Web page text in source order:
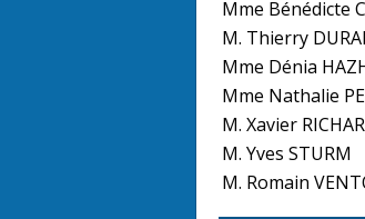
Mme Bénédicte
M. Thierry
Mme Dénia
Mme Nathalie
M. Xavier
M. Yves STURM
M. Romain